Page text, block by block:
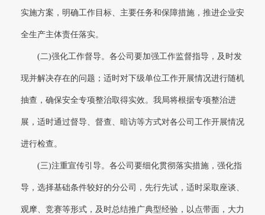
实施方案，明确工作目标、主要任务和保障措施，推进企业安
全生产主体责任落实。
(二)强化工作督导。各公司要加强工作监督指导，及时发
现并解决存在的问题；适时对下级单位工作开展情况进行随机
抽查，确保安全专项整治取得实效。我局将根据专项整治进
展，适时通过督导、督查、暗访等方式对各公司工作开展情况
进行检查。
(三)注重宣传引导。各公司要细化贯彻落实措施，强化指
导，选择基础条件较好的分公司，先行先试，适时采取座谈、
观摩、竞赛等形式，及时总结推广典型经验，以点带面，大力